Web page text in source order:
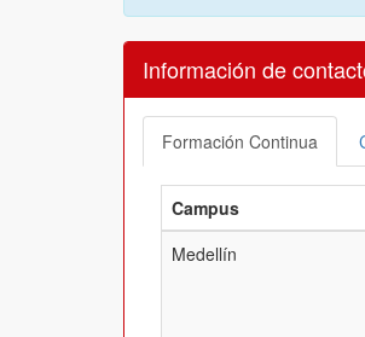
Información de
Formación Continua
Campus
Medellín